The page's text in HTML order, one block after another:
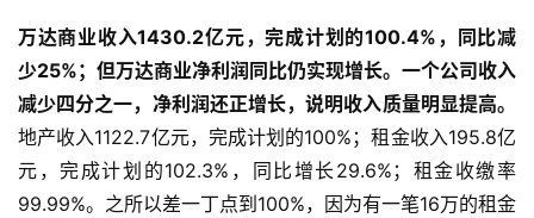
万达商业收入1430.2亿元，完成计划的100.4%，同比减
少25%；但万达商业净利润同比仍实现增长。 一个公司收入
减少四分之一，净利润还正增长，说明收入质量明显提高。
地产收入1122.7亿元，完成计划的100%；租金收入195.8亿
元，完成计划的102.3%，同比增长29.6%；租金收缴率
99.99%。之所以差一丁点到100%，因为有一笔16万的租金